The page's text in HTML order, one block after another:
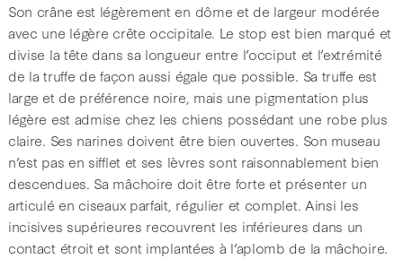
Son crâne est légèrement en dôme et de largeur modérée
avec une légère crête occipitale. Le stop est bien marqué et
divise la tête dans sa longueur entre l’occiput et l’extrémité
de la truffe de façon aussi égale que possible. Sa truffe est
large et de préférence noire, mais une pigmentation plus
légère est admise chez les chiens possédant une robe plus
claire. Ses narines doivent être bien ouvertes. Son museau
n’est pas en sifflet et ses lèvres sont raisonnablement bien
descendues. Sa mâchoire doit être forte et présenter un
articulé en ciseaux parfait, régulier et complet. Ainsi les
incisives supérieures recouvrent les inférieures dans un
contact étroit et sont implantées à l’aplomb de la mâchoire.